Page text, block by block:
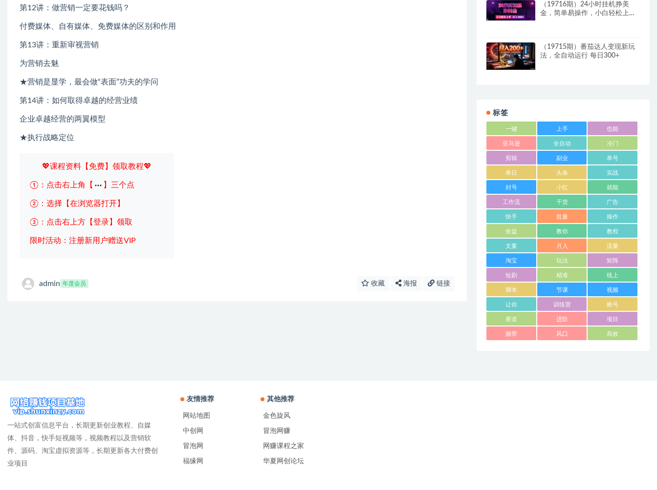
第12讲：做营销一定要花钱吗？
付费媒体、自有媒体、免费媒体的区别和作用
第13讲：重新审视营销
为营销去魅
★营销是显学，最会做“表面”功夫的学问
第14讲：如何取得卓越的经营业绩
企业卓越经营的两翼模型
★执行战略定位
💖课程资料【免费】领取教程💖
①：点击右上角【 】三个点
②：选择【在浏览器打开】
③：点击右上方【登录】领取
限时活动：注册新用户赠送VIP
admin 年度会员 收藏 海报 链接
（19716期）24小时挂机挣美
金，简单易操作，小白轻松上
（19715期）番茄达人变现新玩
法，全自动运行 每日300+
标签
一键 上手 也能
亚马逊 全自动 冷门
剪辑 副业 单号
单日 头条 实战
封号 小红 就能
工作流 干货 广告
快手 批量 操作
收益 教你 教程
文案 月入 流量
淘宝 玩法 矩阵
短剧 精准 线上
脚本 节课 视频
让你 训练营 账号
赛道 进阶 项目
频带 风口 高效
一站式创富信息平台，长期更新创业教程、自媒
体、抖音，快手短视频等，视频教程以及营销软
件、源码、淘宝虚拟资源等，长期更新各大付费创
业项目
友情推荐
网站地图
中创网
冒泡网
福缘网
其他推荐
金色旋风
冒泡网赚
网赚课程之家
华夏网创论坛